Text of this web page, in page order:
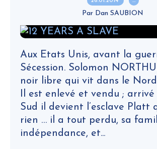
Par Dan SAUBION
Aux Etats Unis, avant la
Sécession. Solomon
noir libre qui vit dans le
Il est enlevé et vendu ; arrivé
Sud il devient l’esclave Platt
rien … il a tout perdu, sa
indépendance, et...